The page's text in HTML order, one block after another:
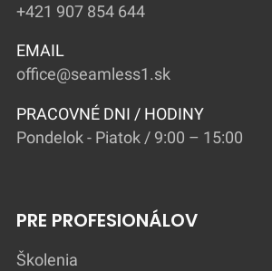
+421 907 854 644
EMAIL
office@seamless1.sk
PRACOVNÉ DNI / HODINY
Pondelok - Piatok / 9:00 – 15:00
PRE PROFESIONÁLOV
Školenia